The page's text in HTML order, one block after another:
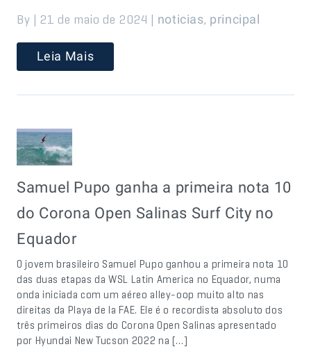
By | 21 de maio de 2024 | noticias, principal
Leia Mais
Samuel Pupo ganha a primeira nota 10
do Corona Open Salinas Surf City no
Equador
O jovem brasileiro Samuel Pupo ganhou a primeira nota 10
das duas etapas da WSL Latin America no Equador, numa
onda iniciada com um aéreo alley-oop muito alto nas
direitas da Playa de la FAE. Ele é o recordista absoluto dos
três primeiros dias do Corona Open Salinas apresentado
por Hyundai New Tucson 2022 na […]